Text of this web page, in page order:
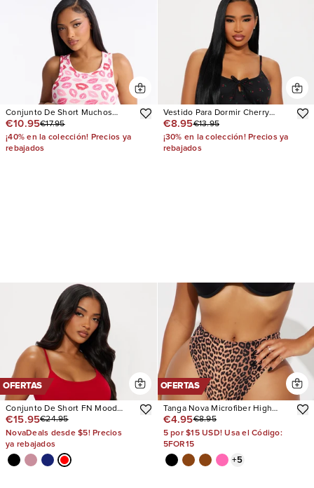
Conjunto De Short Muchos
Besos Ribbed Tank PJ Boxer
€10.95€17.95
¡40% en la colección! Precios ya
rebajados
Vestido Para Dormir Cherry
Cutie Cami
€8.95€13.95
¡30% en la colección! Precios ya
rebajados
OFERTAS
Conjunto De Short FN Mood
Cotton PJ Boxer
€15.95€24.95
NovaDeals desde $5! Precios
ya rebajados
OFERTAS
Tanga Nova Microfiber High
Waist
€4.95€8.95
5 por $15 USD! Usa el Código:
5FOR15
+5